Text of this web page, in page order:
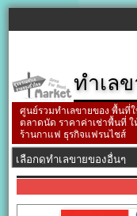
ทำเล
ศูนย์รวมทำเลขายของ พื้นที่
ตลาดนัด ราคาค่าเช่าพื้นที่ ใ
ร้านกาแฟ ธุรกิจแฟรนไชส์